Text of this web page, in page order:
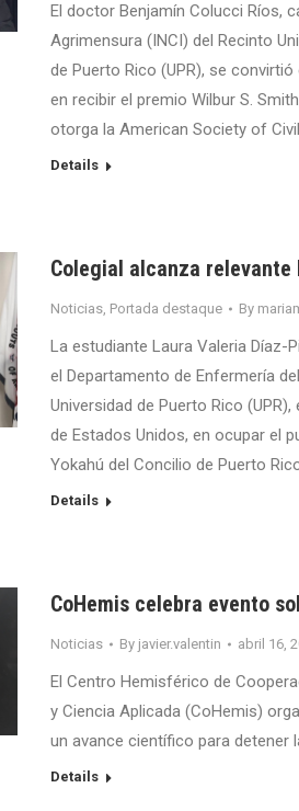
El doctor Benjamín Colucci Ríos,
Agrimensura (INCI) del Recinto
de Puerto Rico (UPR), se
en recibir el premio Wilbur S.
otorga la American Society of
Details
Colegial alcanza
Noticias, Portada destaque By
La estudiante Laura Valeria Díaz-
el Departamento de Enfermería
Universidad de Puerto Rico
de Estados Unidos, en ocupar el
Yokahú del Concilio de Puerto
Details
CoHemis celebra evento
Noticias By javier.valentin abril 16,
El Centro Hemisférico de
y Ciencia Aplicada (CoHemis)
un avance científico para detener
Details